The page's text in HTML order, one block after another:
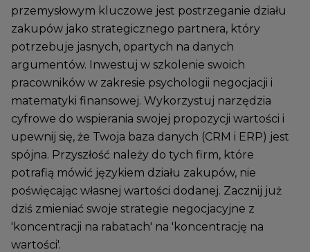
przemysłowym kluczowe jest postrzeganie działu
zakupów jako strategicznego partnera, który
potrzebuje jasnych, opartych na danych
argumentów. Inwestuj w szkolenie swoich
pracowników w zakresie psychologii negocjacji i
matematyki finansowej. Wykorzystuj narzędzia
cyfrowe do wspierania swojej propozycji wartości i
upewnij się, że Twoja baza danych (CRM i ERP) jest
spójna. Przyszłość należy do tych firm, które
potrafią mówić językiem działu zakupów, nie
poświęcając własnej wartości dodanej. Zacznij już
dziś zmieniać swoje strategie negocjacyjne z
'koncentracji na rabatach' na 'koncentrację na
wartości'.